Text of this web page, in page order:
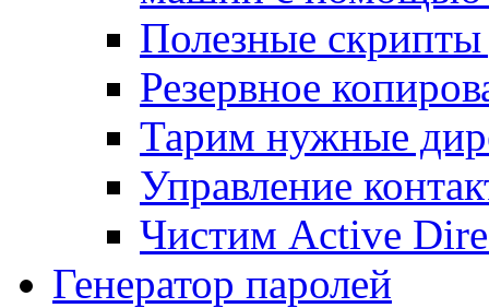
Полезные
Резервное
Тарим нужные
Управление
Чистим Active
Генератор паролей